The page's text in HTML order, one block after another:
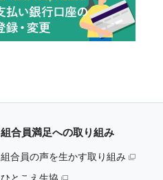
組合員満足への取り組み
組合員の声を生かす取り組み